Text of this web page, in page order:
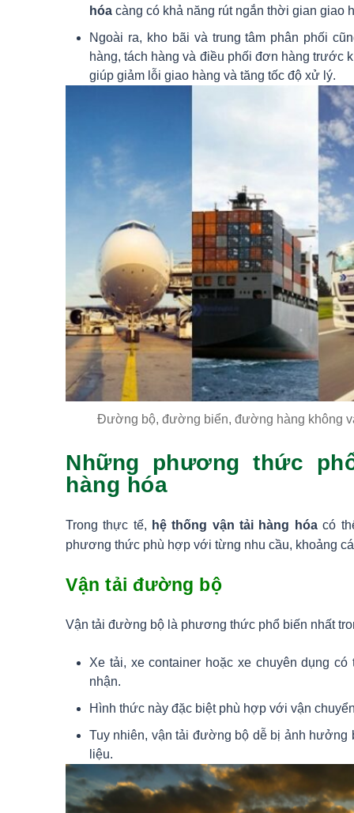
hóa càng có khả năng rút ngắn thời gian giao
Ngoài ra, kho bãi và trung tâm phân phối
hàng, tách hàng và điều phối đơn hàng trước
giúp giảm lỗi giao hàng và tăng tốc độ xử lý.
Đường bộ, đường biển, đường hàng không
Những phương thức
hàng hóa
Trong thực tế, hệ thống vận tải hàng hóacó
phương thức phù hợp với từng nhu cầu, khoảng
Vận tải đường bộ
Vận tải đường bộ là phương thức phổ biến nhất
Xe tải, xe container hoặc xe chuyên dụng
nhận.
Hình thức này đặc biệt phù hợp với vận
Tuy nhiên, vận tải đường bộ dễ bị ảnh
liệu.